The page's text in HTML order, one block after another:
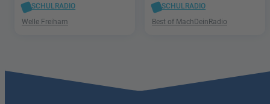
SCHULRADIO
Welle Freiham
SCHULRADIO
Best of MachDeinRadio